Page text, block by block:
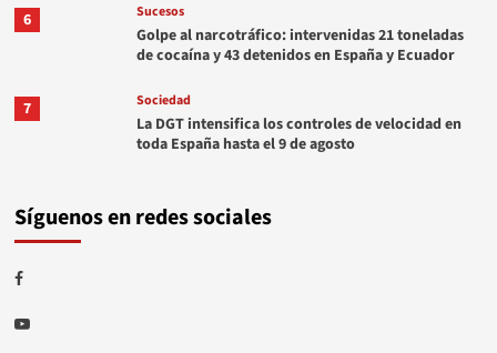
6
Sucesos
Golpe al narcotráfico: intervenidas 21 toneladas
de cocaína y 43 detenidos en España y Ecuador
7 Sociedad
La DGT intensifica los controles de velocidad en
toda España hasta el 9 de agosto
Síguenos en redes sociales
Facebook
Youtube